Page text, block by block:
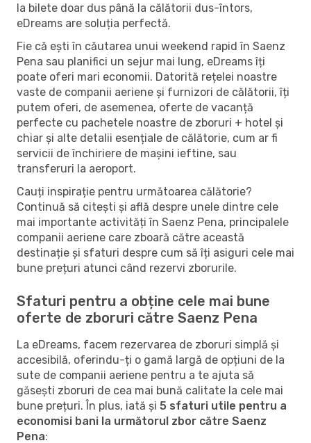
la bilete doar dus până la călătorii dus-întors,
eDreams are soluția perfectă.
Fie că ești în căutarea unui weekend rapid în Saenz
Pena sau planifici un sejur mai lung, eDreams îți
poate oferi mari economii. Datorită rețelei noastre
vaste de companii aeriene și furnizori de călătorii, îți
putem oferi, de asemenea, oferte de vacanță
perfecte cu pachetele noastre de zboruri + hotel și
chiar și alte detalii esențiale de călătorie, cum ar fi
servicii de închiriere de mașini ieftine, sau
transferuri la aeroport.
Cauți inspirație pentru următoarea călătorie?
Continuă să citești și află despre unele dintre cele
mai importante activități în Saenz Pena, principalele
companii aeriene care zboară către această
destinație și sfaturi despre cum să îți asiguri cele mai
bune prețuri atunci când rezervi zborurile.
Sfaturi pentru a obține cele mai bune
oferte de zboruri către Saenz Pena
La eDreams, facem rezervarea de zboruri simplă și
accesibilă, oferindu-ți o gamă largă de opțiuni de la
sute de companii aeriene pentru a te ajuta să
găsești zboruri de cea mai bună calitate la cele mai
bune prețuri. În plus, iată și 5 sfaturi utile pentru a
economisi bani la următorul zbor către Saenz
Pena: